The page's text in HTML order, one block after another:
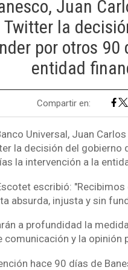
Juan
la
por otros
entidad
Compartir en:
Universal, Juan
la decisión del gobierno
la intervención a la
escribió:
absurda, injusta y sin
a profundidad la
y la opinión
hace 90 días de